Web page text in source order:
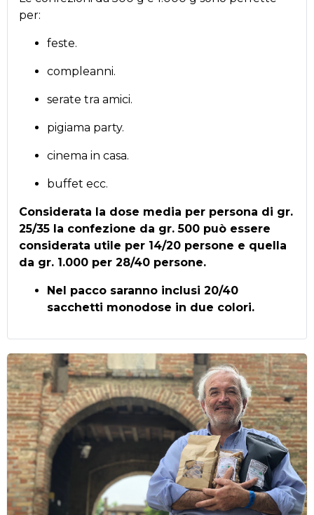
per:
feste.
compleanni.
serate tra amici.
pigiama party.
cinema in casa.
buffet ecc.
Considerata la dose media per persona di gr.
25/35 la confezione da gr. 500 può essere
considerata utile per 14/20 persone e quella
da gr. 1.000 per 28/40 persone.
Nel pacco saranno inclusi 20/40
sacchetti monodose in due colori.